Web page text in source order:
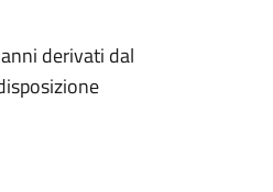
derivati dal